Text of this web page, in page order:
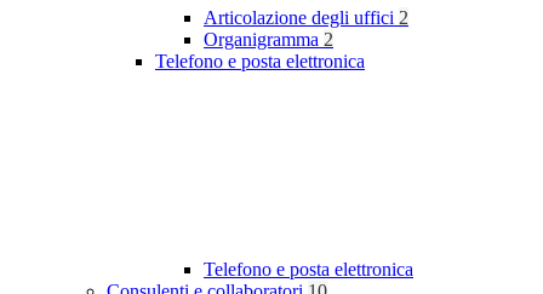
Articolazione degli uffici 2
Organigramma 2
Telefono e posta elettronica
Telefono e posta elettronica